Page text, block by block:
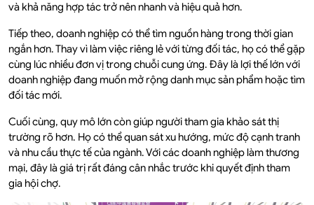
và khả năng hợp tác trở nên nhanh và hiệu quả hơn.
Tiếp theo, doanh nghiệp có thể tìm nguồn hàng trong thời gian
ngắn hơn. Thay vì làm việc riêng lẻ với từng đối tác, họ có thể gặp
cùng lúc nhiều đơn vị trong chuỗi cung ứng. Đây là lợi thế lớn với
doanh nghiệp đang muốn mở rộng danh mục sản phẩm hoặc tìm
đối tác mới.
Cuối cùng, quy mô lớn còn giúp người tham gia khảo sát thị
trường rõ hơn. Họ có thể quan sát xu hướng, mức độ cạnh tranh
và nhu cầu thực tế của ngành. Với các doanh nghiệp làm thương
mại, đây là giá trị rất đáng cân nhắc trước khi quyết định tham
gia hội chợ.